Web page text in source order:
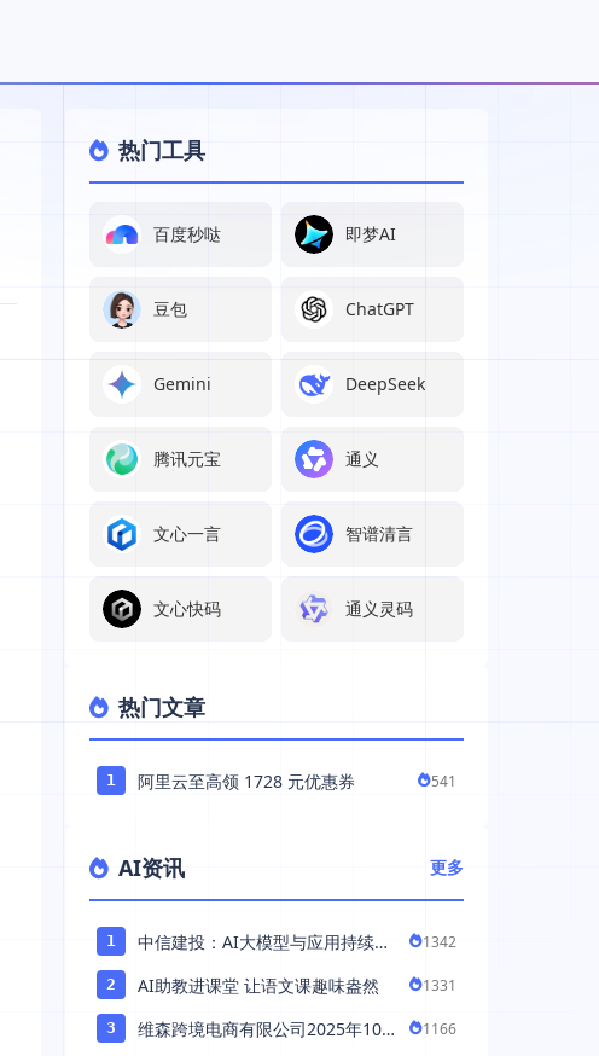
热门工具
百度秒哒 即梦AI
豆包 ChatGPT
Gemini DeepSeek
腾讯元宝 通义
文心一言 智谱清言
文心快码 通义灵码
热门文章
1 阿里云至高领 1728 元优惠券 541
AI资讯 更多
1
中信建投：AI大模型与应用持续发
1342
2 AI助教进课堂 让语文课趣味盎然 1331
3
维森跨境电商有限公司2025年10
1166